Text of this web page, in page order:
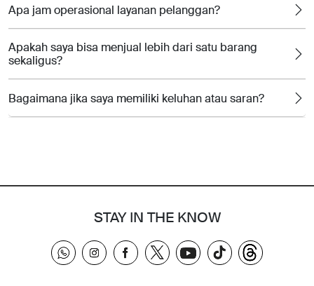
Apa jam operasional layanan pelanggan?
Apakah saya bisa menjual lebih dari satu barang
sekaligus?
Bagaimana jika saya memiliki keluhan atau saran?
STAY IN THE KNOW